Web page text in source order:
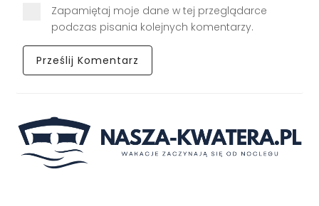
Zapamiętaj moje dane w tej przeglądarce
podczas pisania kolejnych komentarzy.